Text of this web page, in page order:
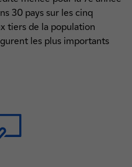
30 pays sur les cinq
tiers de la population
les plus importants